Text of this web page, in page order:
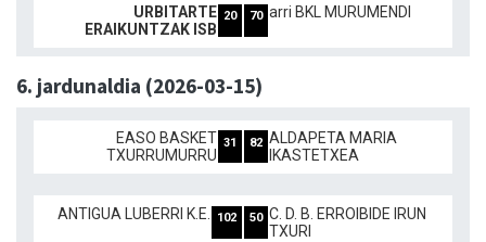
URBITARTE
ERAIKUNTZAK ISB
20 70 arri BKL MURUMENDI
6. jardunaldia (2026-03-15)
EASO BASKET
TXURRUMURRU
31 82 ALDAPETA MARIA
IKASTETXEA
ANTIGUA LUBERRI K.E. 102 50 C. D. B. ERROIBIDE IRUN
TXURI